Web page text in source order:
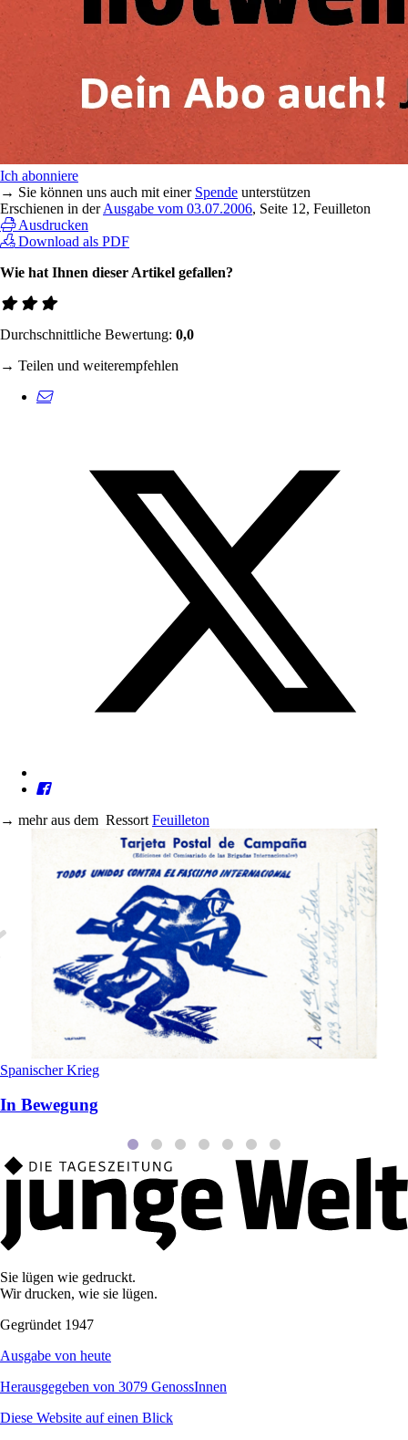
Ich abonniere
→ Sie können uns auch mit einer Spende unterstützen
Erschienen in derAusgabe vom 03.07.2006, Seite 12, Feuilleton
Ausdrucken
Download als PDF
Wie hat Ihnen dieser Artikel gefallen?
Durchschnittliche Bewertung: 0,0
→ Teilen und weiterempfehlen
→ mehr aus dem Ressort Feuilleton
Spanischer Krieg
In Bewegung
Sie lügen wie gedruckt.
Wir drucken, wie sie lügen.
Gegründet 1947
Ausgabe von heute
Herausgegeben von 3079 GenossInnen
Diese Website auf einen Blick